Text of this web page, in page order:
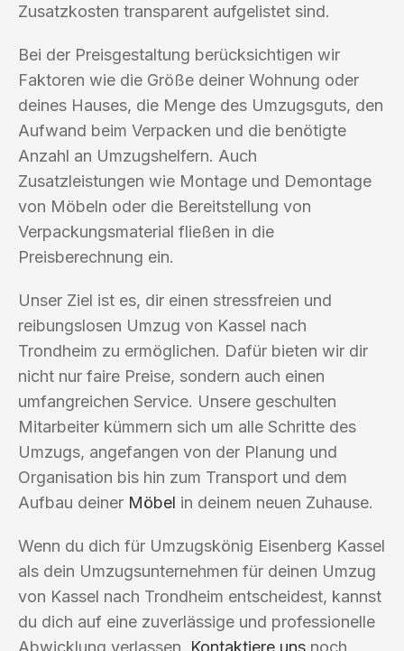
Zusatzkosten transparent aufgelistet sind.
Bei der Preisgestaltung berücksichtigen wir
Faktoren wie die Größe deiner Wohnung oder
deines Hauses, die Menge des Umzugsguts, den
Aufwand beim Verpacken und die benötigte
Anzahl an Umzugshelfern. Auch
Zusatzleistungen wie Montage und Demontage
von Möbeln oder die Bereitstellung von
Verpackungsmaterial fließen in die
Preisberechnung ein.
Unser Ziel ist es, dir einen stressfreien und
reibungslosen Umzug von Kassel nach
Trondheim zu ermöglichen. Dafür bieten wir dir
nicht nur faire Preise, sondern auch einen
umfangreichen Service. Unsere geschulten
Mitarbeiter kümmern sich um alle Schritte des
Umzugs, angefangen von der Planung und
Organisation bis hin zum Transport und dem
Aufbau deiner Möbel in deinem neuen Zuhause.
Wenn du dich für Umzugskönig Eisenberg Kassel
als dein Umzugsunternehmen für deinen Umzug
von Kassel nach Trondheim entscheidest, kannst
du dich auf eine zuverlässige und professionelle
Abwicklung verlassen. Kontaktiere uns noch